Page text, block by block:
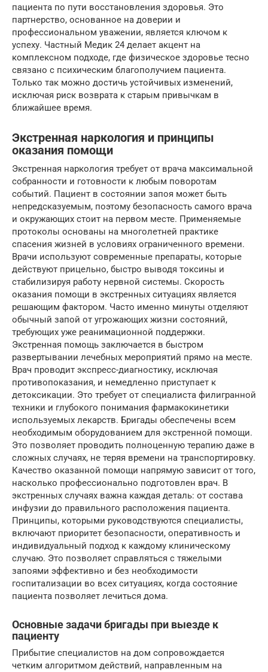
пациента по пути восстановления здоровья. Это
партнерство, основанное на доверии и
профессиональном уважении, является ключом к
успеху. Частный Медик 24 делает акцент на
комплексном подходе, где физическое здоровье тесно
связано с психическим благополучием пациента.
Только так можно достичь устойчивых изменений,
исключая риск возврата к старым привычкам в
ближайшее время.
Экстренная наркология и принципы
оказания помощи
Экстренная наркология требует от врача максимальной
собранности и готовности к любым поворотам
событий. Пациент в состоянии запоя может быть
непредсказуемым, поэтому безопасность самого врача
и окружающих стоит на первом месте. Применяемые
протоколы основаны на многолетней практике
спасения жизней в условиях ограниченного времени.
Врачи используют современные препараты, которые
действуют прицельно, быстро выводя токсины и
стабилизируя работу нервной системы. Скорость
оказания помощи в экстренных ситуациях является
решающим фактором. Часто именно минуты отделяют
обычный запой от угрожающих жизни состояний,
требующих уже реанимационной поддержки.
Экстренная помощь заключается в быстром
развертывании лечебных мероприятий прямо на месте.
Врач проводит экспресс-диагностику, исключая
противопоказания, и немедленно приступает к
детоксикации. Это требует от специалиста филигранной
техники и глубокого понимания фармакокинетики
используемых лекарств. Бригады обеспечены всем
необходимым оборудованием для экстренной помощи.
Это позволяет проводить полноценную терапию даже в
сложных случаях, не теряя времени на транспортировку.
Качество оказанной помощи напрямую зависит от того,
насколько профессионально подготовлен врач. В
экстренных случаях важна каждая деталь: от состава
инфузии до правильного расположения пациента.
Принципы, которыми руководствуются специалисты,
включают приоритет безопасности, оперативность и
индивидуальный подход к каждому клиническому
случаю. Это позволяет справляться с тяжелыми
запоями эффективно и без необходимости
госпитализации во всех ситуациях, когда состояние
пациента позволяет лечиться дома.
Основные задачи бригады при выезде к
пациенту
Прибытие специалистов на дом сопровождается
четким алгоритмом действий, направленным на